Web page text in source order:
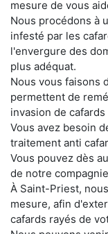
mesure de vous
Nous procédons à
infesté par les
l'envergure des
plus adéquat.
Nous vous faisons
permettent de
invasion de cafards
Vous avez besoin
traitement anti
Vous pouvez dès
de notre
À Saint-Priest,
mesure, afin
cafards rayés de